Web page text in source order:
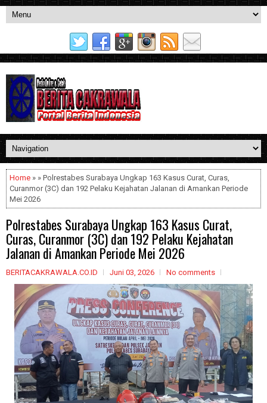
Home » » Polrestabes Surabaya Ungkap 163 Kasus Curat, Curas,
Curanmor (3C) dan 192 Pelaku Kejahatan Jalanan di Amankan Periode
Mei 2026
Polrestabes Surabaya Ungkap 163 Kasus Curat,
Curas, Curanmor (3C) dan 192 Pelaku Kejahatan
Jalanan di Amankan Periode Mei 2026
BERITACAKRAWALA.CO.ID Juni 03, 2026 No comments